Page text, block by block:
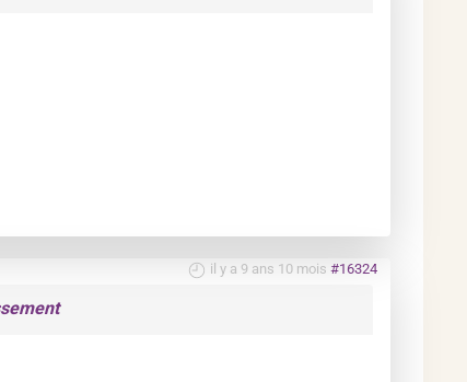
il y a 9 ans 10 mois #16324